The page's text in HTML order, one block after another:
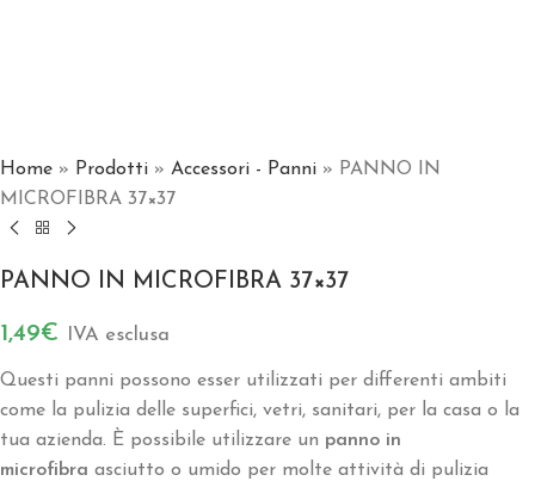
Home » Prodotti » Accessori - Panni » PANNO IN
MICROFIBRA 37×37
PANNO IN MICROFIBRA 37×37
1,49€ IVA esclusa
Questi panni possono esser utilizzati per differenti ambiti
come la pulizia delle superfici, vetri, sanitari, per la casa o la
tua azienda. È possibile utilizzare un panno in
microfibra asciutto o umido per molte attività di pulizia